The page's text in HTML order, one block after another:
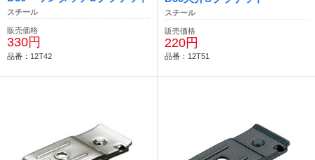
スチール
販売価格
330円
品番：12T42
スチール
販売価格
220円
品番：12T51